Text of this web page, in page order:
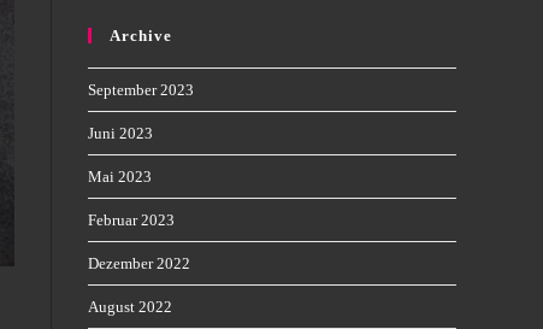
Archive
September 2023
Juni 2023
Mai 2023
Februar 2023
Dezember 2022
August 2022